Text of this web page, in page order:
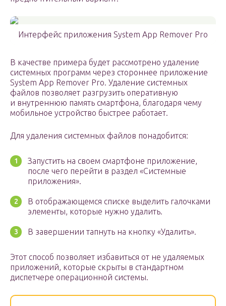
Интерфейс приложения System App Remover Pro
В качестве примера будет рассмотрено удаление
системных программ через стороннее приложение
System App Remover Pro. Удаление системных
файлов позволяет разгрузить оперативную
и внутреннюю память смартфона, благодаря чему
мобильное устройство быстрее работает.
Для удаления системных файлов понадобится:
Запустить на своем смартфоне приложение,
после чего перейти в раздел «Системные
приложения».
В отображающемся списке выделить галочками
элементы, которые нужно удалить.
В завершении тапнуть на кнопку «Удалить».
Этот способ позволяет избавиться от не удаляемых
приложений, которые скрыты в стандартном
диспетчере операционной системы.